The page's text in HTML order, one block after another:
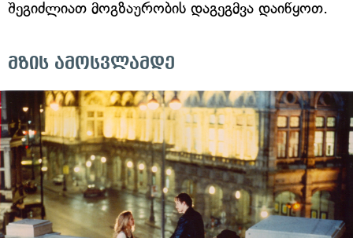
შეგიძლიათ მოგზაურობის დაგეგმვა დაიწყოთ.
მზის ამოსვლამდე